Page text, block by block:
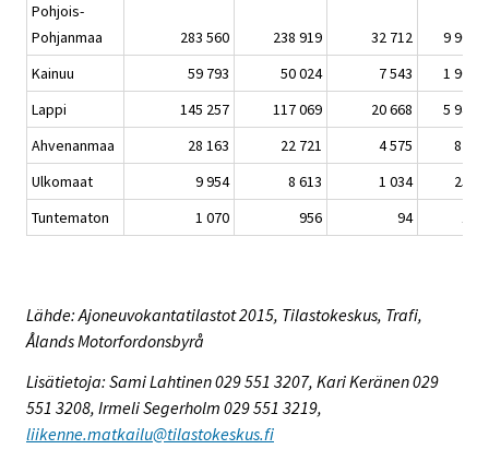
Pohjois-
Pohjanmaa
283 560 238 919 32 712
9 905
Kainuu
59 793 50 024 7 543
1 904
Lappi
145 257 117 069 20 668
5 945
Ahvenanmaa
28 163 22 721 4 575
823
Ulkomaat
9 954 8 613 1 034
253
Tuntematon
1 070 956 94 19
Lähde: Ajoneuvokantatilastot 2015, Tilastokeskus, Trafi,
Ålands Motorfordonsbyrå
Lisätietoja: Sami Lahtinen 029 551 3207, Kari Keränen 029
551 3208, Irmeli Segerholm 029 551 3219,
liikenne.matkailu@tilastokeskus.fi